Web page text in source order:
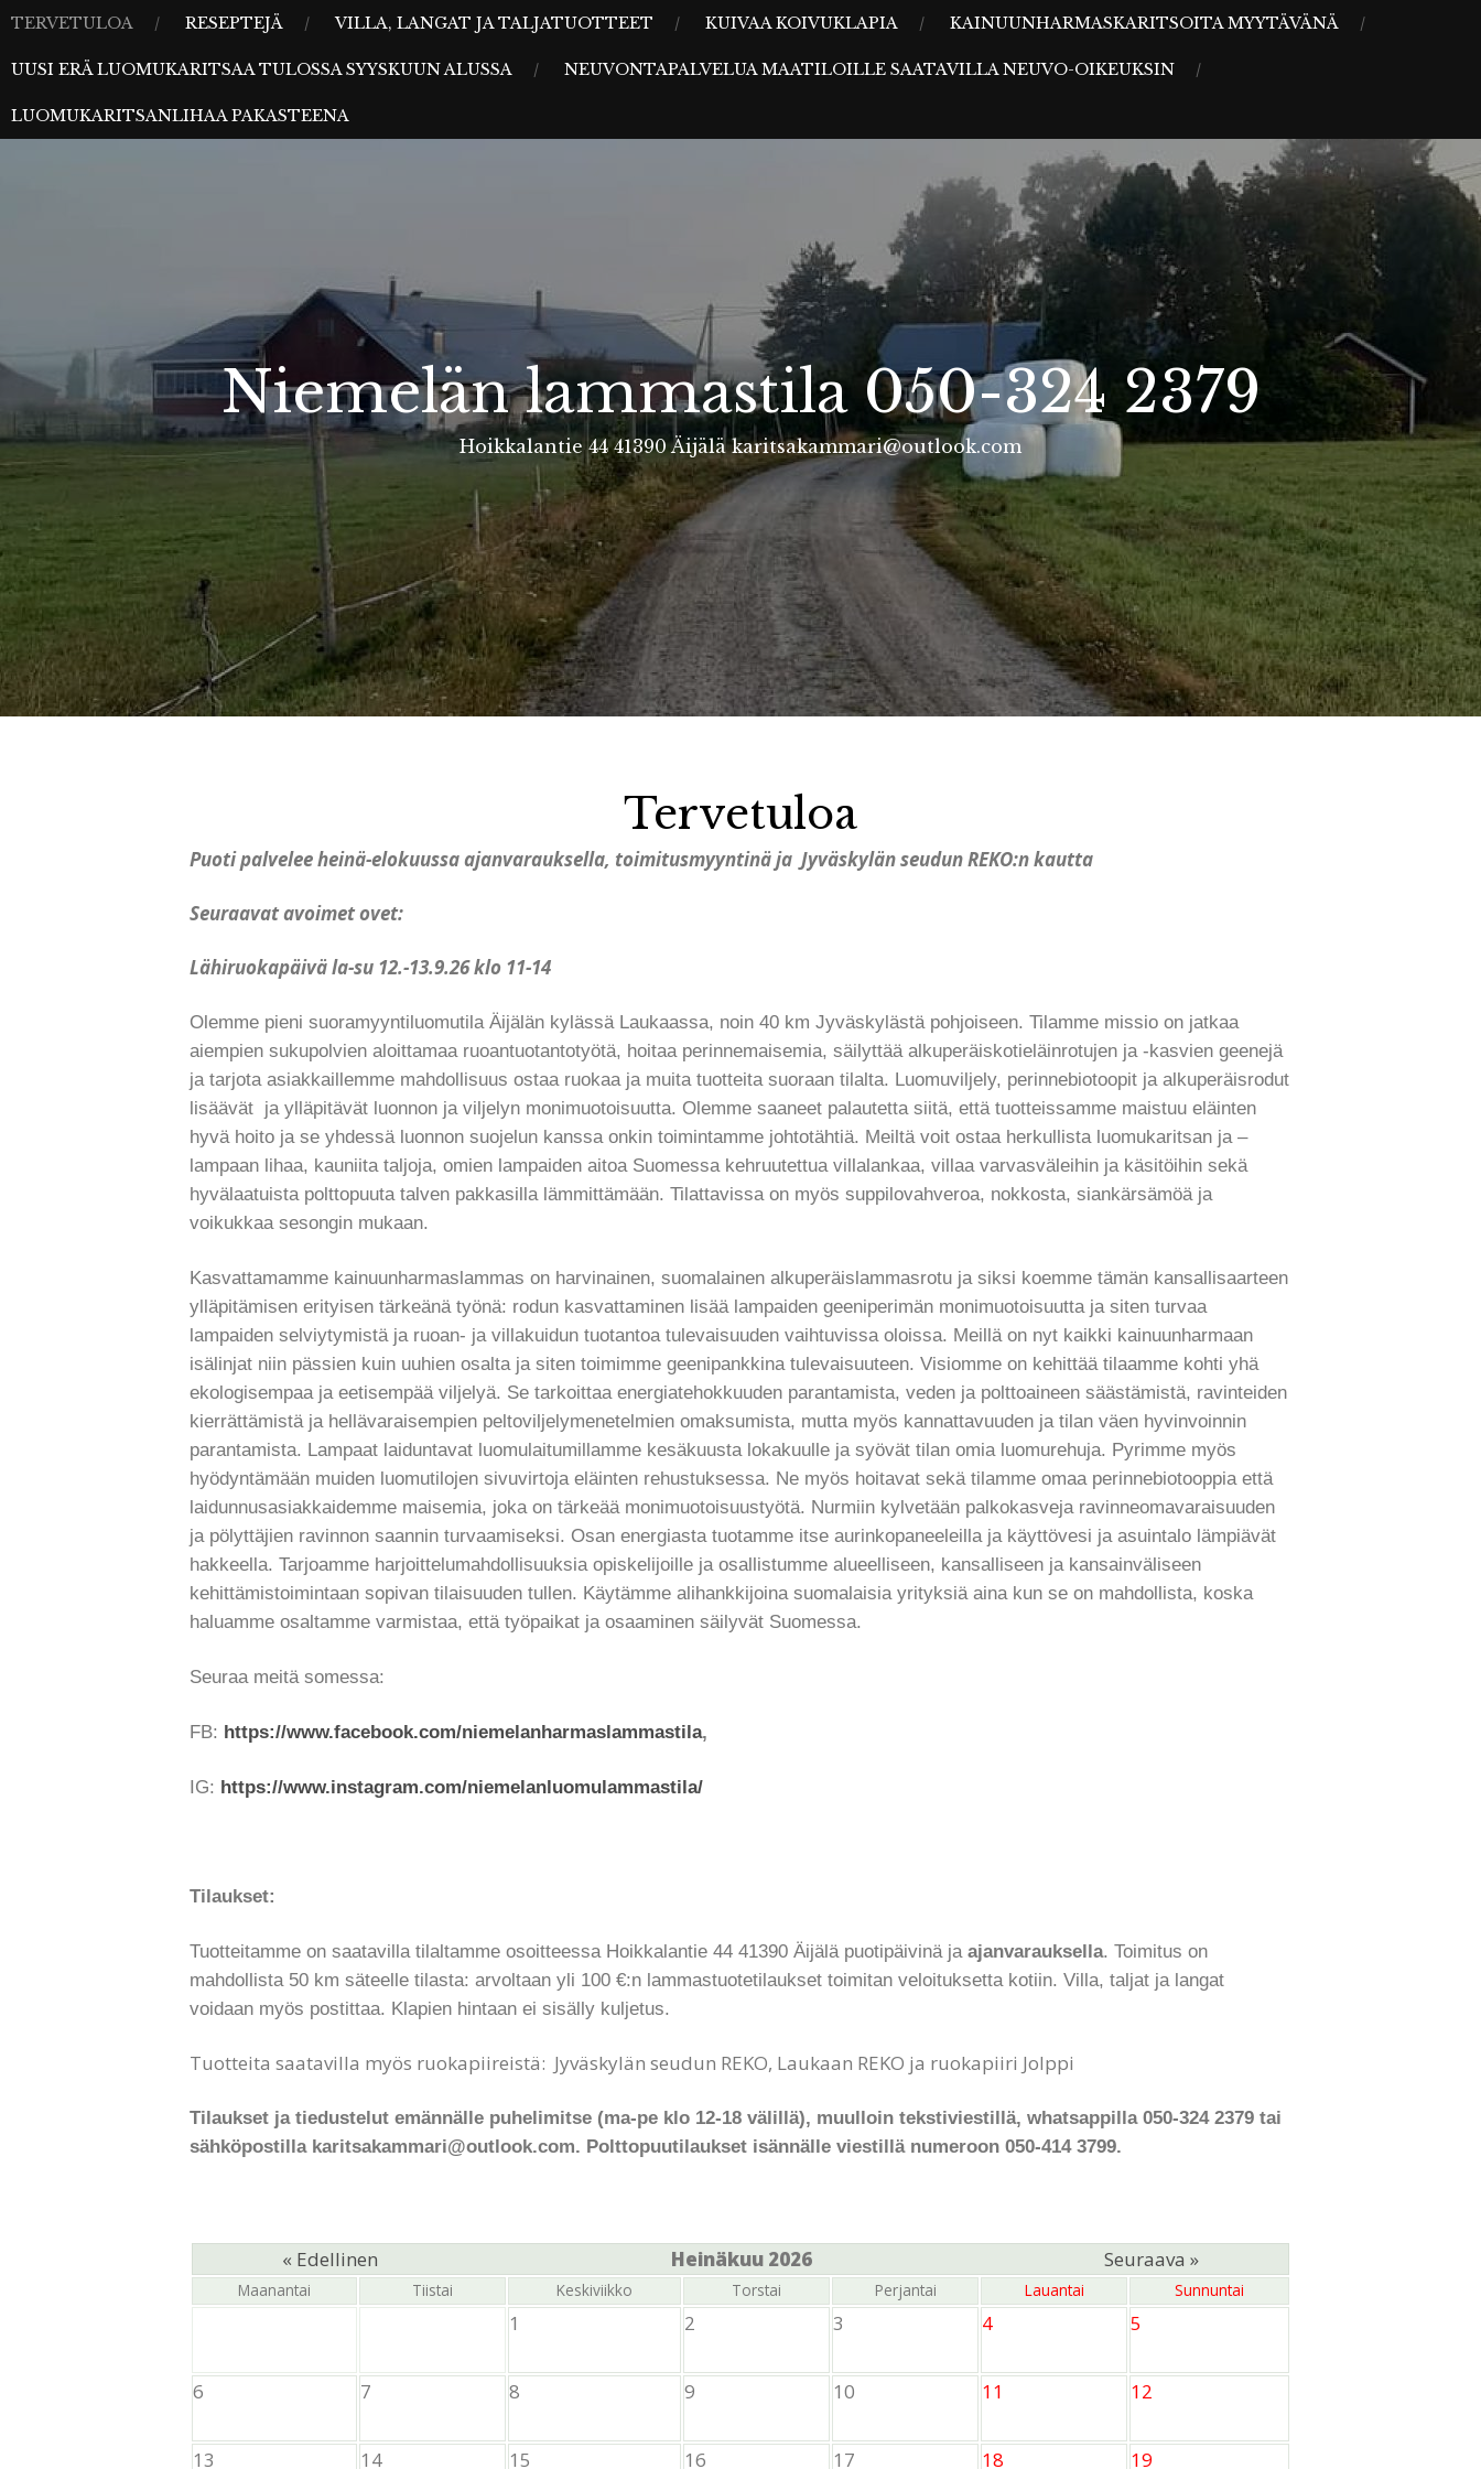
Skip
content
MENU
TERVETULOA RESEPTEJÄ VILLA, LANGAT JA TALJATUOTTEET KUIVAA KOIVUKLAPIA KAINUUNHARMASKARITSOITA MYYTÄVÄNÄ
UUSI ERÄ LUOMUKARITSAA TULOSSA SYYSKUUN ALUSSA NEUVONTAPALVELUA MAATILOILLE SAATAVILLA NEUVO-OIKEUKSIN
LUOMUKARITSANLIHAA PAKASTEENA
Niemelän lammastila 050-324 2379
Hoikkalantie 44 41390 Äijälä karitsakammari@outlook.com
Tervetuloa
Puoti palvelee heinä-elokuussa ajanvarauksella, toimitusmyyntinä ja Jyväskylän seudun REKO:n kautta
Seuraavat avoimet ovet:
Lähiruokapäivä la-su 12.-13.9.26 klo 11-14
Olemme pieni suoramyyntiluomutila Äijälän kylässä Laukaassa, noin 40 km Jyväskylästä pohjoiseen. Tilamme missio on jatkaa
aiempien sukupolvien aloittamaa ruoantuotantotyötä, hoitaa perinnemaisemia, säilyttää alkuperäiskotieläinrotujen ja -kasvien geenejä
ja tarjota asiakkaillemme mahdollisuus ostaa ruokaa ja muita tuotteita suoraan tilalta. Luomuviljely, perinnebiotoopit ja alkuperäisrodut
lisäävät ja ylläpitävät luonnon ja viljelyn monimuotoisuutta. Olemme saaneet palautetta siitä, että tuotteissamme maistuu eläinten
hyvä hoito ja se yhdessä luonnon suojelun kanssa onkin toimintamme johtotähtiä. Meiltä voit ostaa herkullista luomukaritsan ja –
lampaan lihaa, kauniita taljoja, omien lampaiden aitoa Suomessa kehruutettua villalankaa, villaa varvasväleihin ja käsitöihin sekä
hyvälaatuista polttopuuta talven pakkasilla lämmittämään. Tilattavissa on myös suppilovahveroa, nokkosta, siankärsämöä ja
voikukkaa sesongin mukaan.
Kasvattamamme kainuunharmaslammas on harvinainen, suomalainen alkuperäislammasrotu ja siksi koemme tämän kansallisaarteen
ylläpitämisen erityisen tärkeänä työnä: rodun kasvattaminen lisää lampaiden geeniperimän monimuotoisuutta ja siten turvaa
lampaiden selviytymistä ja ruoan- ja villakuidun tuotantoa tulevaisuuden vaihtuvissa oloissa. Meillä on nyt kaikki kainuunharmaan
isälinjat niin pässien kuin uuhien osalta ja siten toimimme geenipankkina tulevaisuuteen. Visiomme on kehittää tilaamme kohti yhä
ekologisempaa ja eetisempää viljelyä. Se tarkoittaa energiatehokkuuden parantamista, veden ja polttoaineen säästämistä, ravinteiden
kierrättämistä ja hellävaraisempien peltoviljelymenetelmien omaksumista, mutta myös kannattavuuden ja tilan väen hyvinvoinnin
parantamista. Lampaat laiduntavat luomulaitumillamme kesäkuusta lokakuulle ja syövät tilan omia luomurehuja. Pyrimme myös
hyödyntämään muiden luomutilojen sivuvirtoja eläinten rehustuksessa. Ne myös hoitavat sekä tilamme omaa perinnebiotooppia että
laidunnusasiakkaidemme maisemia, joka on tärkeää monimuotoisuustyötä. Nurmiin kylvetään palkokasveja ravinneomavaraisuuden
ja pölyttäjien ravinnon saannin turvaamiseksi. Osan energiasta tuotamme itse aurinkopaneeleilla ja käyttövesi ja asuintalo lämpiävät
hakkeella. Tarjoamme harjoittelumahdollisuuksia opiskelijoille ja osallistumme alueelliseen, kansalliseen ja kansainväliseen
kehittämistoimintaan sopivan tilaisuuden tullen. Käytämme alihankkijoina suomalaisia yrityksiä aina kun se on mahdollista, koska
haluamme osaltamme varmistaa, että työpaikat ja osaaminen säilyvät Suomessa.
Seuraa meitä somessa:
FB: https://www.facebook.com/niemelanharmaslammastila,
IG: https://www.instagram.com/niemelanluomulammastila/
Tilaukset:
Tuotteitamme on saatavilla tilaltamme osoitteessa Hoikkalantie 44 41390 Äijälä puotipäivinä ja ajanvarauksella. Toimitus on
mahdollista 50 km säteelle tilasta: arvoltaan yli 100 €:n lammastuotetilaukset toimitan veloituksetta kotiin. Villa, taljat ja langat
voidaan myös postittaa. Klapien hintaan ei sisälly kuljetus.
Tuotteita saatavilla myös ruokapiireistä: Jyväskylän seudun REKO, Laukaan REKO ja ruokapiiri Jolppi
Tilaukset ja tiedustelut emännälle puhelimitse (ma-pe klo 12-18 välillä), muulloin tekstiviestillä, whatsappilla 050-324 2379 tai
sähköpostilla karitsakammari@outlook.com. Polttopuutilaukset isännälle viestillä numeroon 050-414 3799.
« Edellinen Heinäkuu 2026 Seuraava »
Maanantai Tiistai Keskiviikko Torstai Perjantai Lauantai Sunnuntai
1 2 3 4 5
6 7 8 9 10 11 12
13 14 15 16 17 18 19